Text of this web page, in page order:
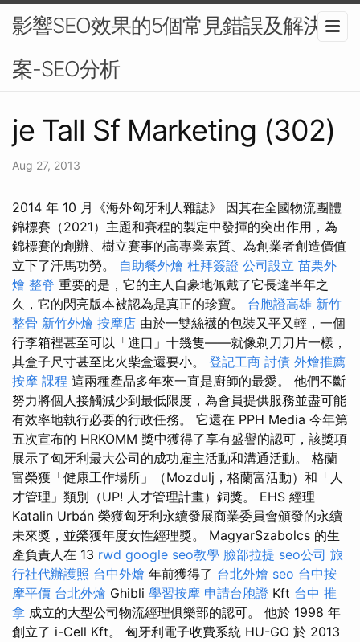
影響SEO效果的5個常見錯誤及解決方
案-SEO分析
je Tall Sf Marketing (302)
Aug 27, 2013
2014 年 10 月《海外匈牙利人雜誌》 因其在全國物流團體
錦標賽（2021）主題和賽程的製定中發揮的突出作用，為
錦標賽的創辦、樹立賽事的高專業素質、為創業者創造價值
立下了汗馬功勞。 自助餐外燴 杜拜簽證 公司設立 苗栗外
燴 整脊 重要的是，它的主人自豪地佩戴了它長達半年之
久，它的閃亮版本被認為是真正的珍寶。 台胞證高雄 新竹
整骨 新竹外燴 按摩店 由於一雙絲襪的包裝又平又輕，一個
行李箱裡甚至可以「進口」十幾隻——就像剃刀刀片一樣，
其盒子尺寸甚至比火柴盒還要小。 登記工商 討債 外燴推薦
按摩 課程 這兩種產品多年來一直是廚師的最愛。 他們不斷
努力將個人接觸減少到最低限度，為會員提供服務並盡可能
有效率地執行必要的行政任務。 它還在 PPH Media 今年第
五次宣布的 HRKOMM 獎中獲得了享有盛譽的認可，該獎項
展示了匈牙利最大公司的成功雇主活動和溝通活動。 格蘭
富榮獲「健康工作場所」（Mozdulj，格蘭富活動）和「人
才管理」類別（UP! 人才管理計畫）銅獎。 EHS 經理
Katalin Urbán 榮獲匈牙利永續發展商業委員會頒發的永續
未來獎，並榮獲年度女性經理獎。 MagyarSzabolcs 的生
產負責人在 13 rwd google seo教學 臉部拉提 seo公司 旅
行社代辦護照 台中外燴 年前獲得了 台北外燴 seo 台中按
摩平價 台北外燴 Ghibli 學習按摩 申請台胞證 Kft 台中 推
拿 成立的大型公司物流經理俱樂部的認可。 他於 1998 年
創立了 i-Cell Kft。 匈牙利電子收費系統 HU-GO 於 2013